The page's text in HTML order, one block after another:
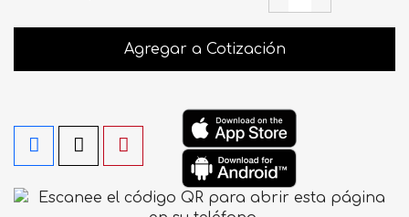
Agregar a Cotización